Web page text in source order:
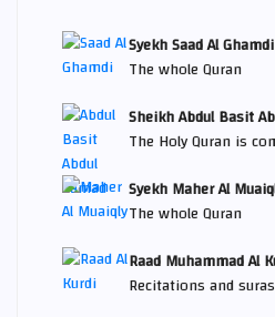
Syekh Saad Al
The whole Quran
Sheikh Abdul Basit
The Holy Quran is
Syekh Maher Al
The whole Quran
Raad Muhammad Al
Recitations and